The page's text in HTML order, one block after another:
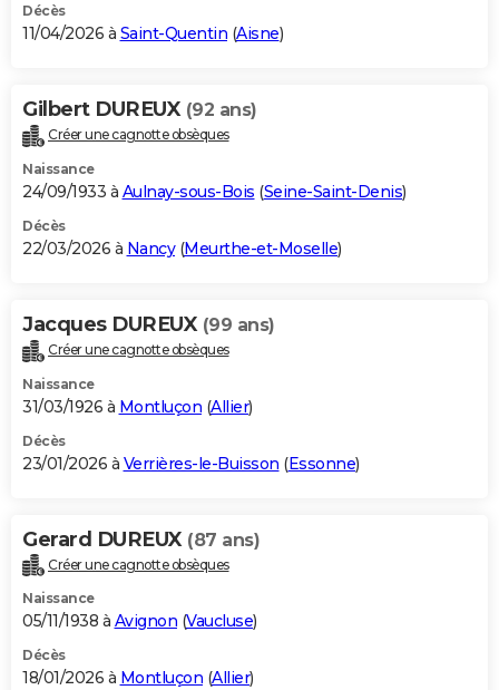
S'inscrire
Se connecter
Lycées
Collèges
Primaires
Universités
Entreprises
Service militaire
Avis de recherche
AVIS DE DÉCÈS
Bricolage
Lifestyle
Culture
Sport
Auto
Television
Voyage
Cinema
Décès
11/04/2026 à Saint-Quentin (Aisne)
Gilbert DUREUX (92 ans)
Créer une cagnotte obsèques
Naissance
24/09/1933 à Aulnay-sous-Bois (Seine-Saint-Denis)
Décès
22/03/2026 à Nancy(Meurthe-et-Moselle)
Jacques DUREUX (99 ans)
Créer une cagnotte obsèques
Naissance
31/03/1926 à Montluçon (Allier)
Décès
23/01/2026 à Verrières-le-Buisson (Essonne)
Gerard DUREUX (87 ans)
Créer une cagnotte obsèques
Naissance
05/11/1938 à Avignon (Vaucluse)
Décès
18/01/2026 à Montluçon (Allier)